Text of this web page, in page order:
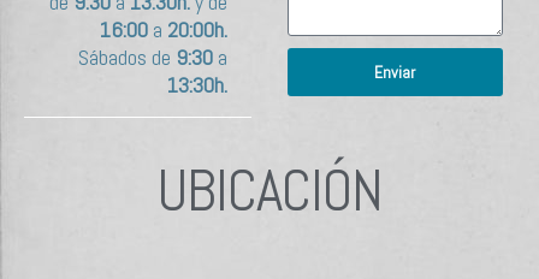
16:00a 20:00h.
Sábados de 9:30a
13:30h.
Enviar
UBICACIÓN